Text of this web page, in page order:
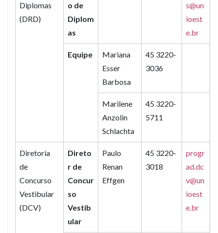
Diplomas
(DRD)
o de
Diplom
as
s@un
ioest
e.br
Equipe
Mariana
Esser
Barbosa
45 3220-
3036
Marilene
Anzolin
Schlachta
45 3220-
5711
Diretoria
de
Concurso
Vestibular
(DCV)
Direto
r de
Concur
so
Vestib
ular
Paulo
Renan
Effgen
45 3220-
3018
progr
ad.dc
v@un
ioest
e.br